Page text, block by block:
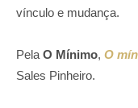
vínculo e mudança.
Pela O Mínimo, O
Sales Pinheiro.